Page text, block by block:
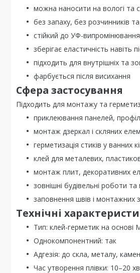
можна наносити на вологі та
без запаху, без розчинників та
стійкий до УФ-
зберігає еластичність навіть
підходить для внутрішніх та
фарбується після висихання
Сфера застосування
Підходить для монтажу та
приклеювання панелей,
монтаж дзеркал і скляних
герметизація стиків у ванних
клей для металевих,
монтаж плит, декоративних
зовнішні будівельні роботи
заповнення швів і монтажних
Технічні
Тип: клей-герметик на основі
Однокомпонентний: так
Адгезія: до скла, металу,
Час утворення плівки: 10–20 хв